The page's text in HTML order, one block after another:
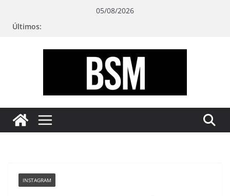
05/08/2026
Últimos:
sua
Mente
INSTAGRAM